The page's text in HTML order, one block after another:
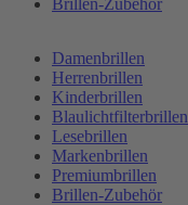
Damenbrillen
Herrenbrillen
Kinderbrillen
Blaulichtfilterbrillen
Lesebrillen
Markenbrillen
Premiumbrillen
Brillen-Zubehör